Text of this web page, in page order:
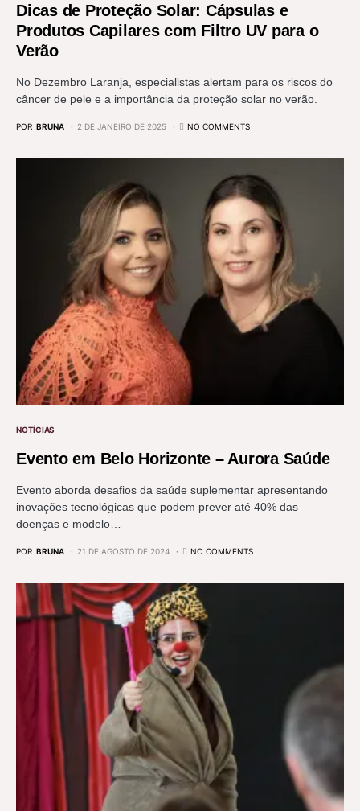
Dicas de Proteção Solar: Cápsulas e
Produtos Capilares com Filtro UV para o
Verão
No Dezembro Laranja, especialistas alertam para os riscos do
câncer de pele e a importância da proteção solar no verão.
POR BRUNA 2 DE JANEIRO DE 2025 NO COMMENTS
NOTÍCIAS
Evento em Belo Horizonte – Aurora Saúde
Evento aborda desafios da saúde suplementar apresentando
inovações tecnológicas que podem prever até 40% das
doenças e modelo…
POR BRUNA 21 DE AGOSTO DE 2024 NO COMMENTS